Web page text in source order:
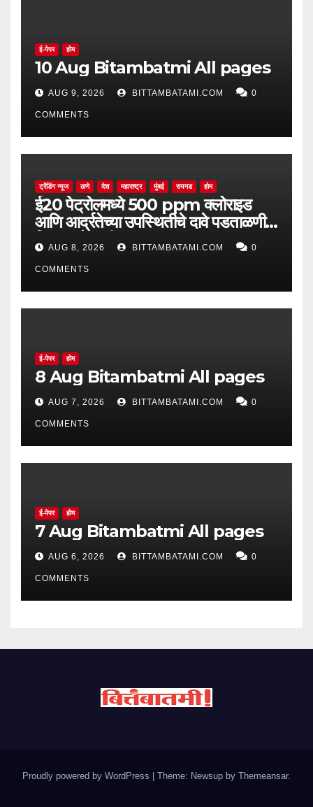
ई-पेपर होम
10 Aug Bitambatmi All pages
AUG 9, 2026 BITTAMBATAMI.COM 0
COMMENTS
ट्रेंडिंग न्यूज ठाणे देश महाराष्ट्र मुंबई रायगड होम
ई20 पेट्रोलमध्ये 500 ppm क्लोराइड
आणि आर्द्रतेच्या उपस्थितीचे दावे पडताळणीत
सिद्ध झाले नाहीत
AUG 8, 2026 BITTAMBATAMI.COM 0
COMMENTS
ई-पेपर होम
8 Aug Bitambatmi All pages
AUG 7, 2026 BITTAMBATAMI.COM 0
COMMENTS
ई-पेपर होम
7 Aug Bitambatmi All pages
AUG 6, 2026 BITTAMBATAMI.COM 0
COMMENTS
Proudly powered by WordPress | Theme: Newsup by Themeansar.